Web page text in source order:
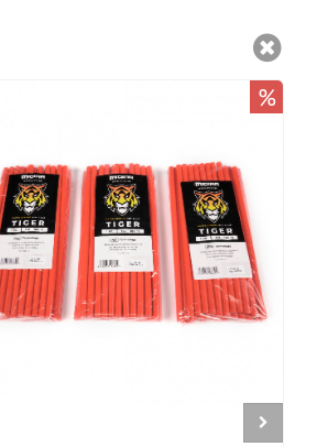
%